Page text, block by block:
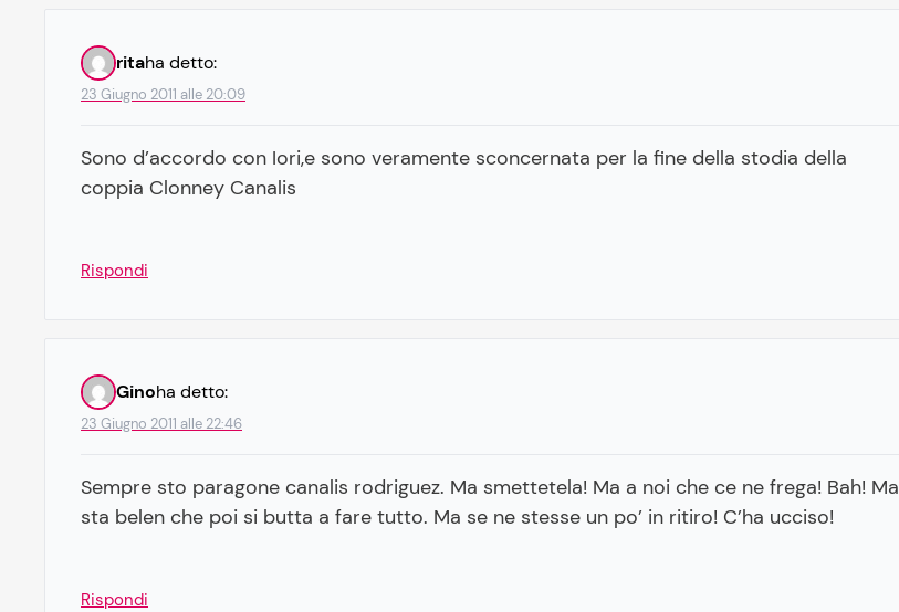
ritaha detto:
23 Giugno 2011 alle 20:09
Sono d’accordo con Iori,e sono veramente sconcernata per la fine della stodia della
coppia Clonney Canalis
Rispondi
Ginoha detto:
23 Giugno 2011 alle 22:46
Sempre sto paragone canalis rodriguez. Ma smettetela! Ma a noi che ce ne frega! Bah! Ma
sta belen che poi si butta a fare tutto. Ma se ne stesse un po’ in ritiro! C’ha ucciso!
Rispondi